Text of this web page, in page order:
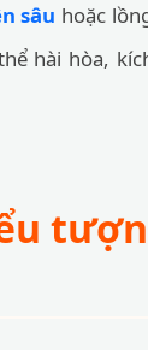
sâu hoặc
hài hòa,